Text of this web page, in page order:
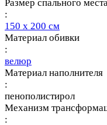
Размер спального
:
150 х 200 см
Материал обивки
:
велюр
Материал наполнителя
:
пенополистирол
Механизм
: